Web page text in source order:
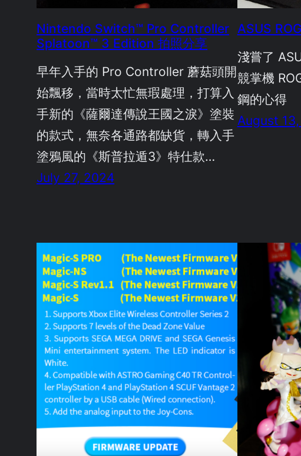
Nintendo Switch™ Pro Controller
Splatoon™ 3 Edition 拍照分享
早年入手的 Pro Controller 蘑菇頭開
始飄移，當時太忙無瑕處理，打算入
手新的《薩爾達傳說王國之淚》塗裝
的款式，無奈各通路都缺貨，轉入手
塗鴉風的《斯普拉遁3》特仕款…
July 27, 2024
ASUS
淺嘗了
競掌機
鋼的心得
August